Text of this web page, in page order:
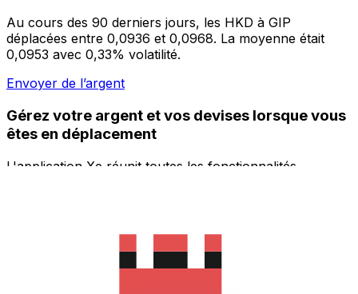
Au cours des 90 derniers jours, les HKD à GIP
déplacées entre 0,0936 et 0,0968. La moyenne était
0,0953 avec 0,33% volatilité.
Envoyer de l’argent
Gérez votre argent et vos devises lorsque vous
êtes en déplacement
L'application Xe réunit toutes les fonctionnalités